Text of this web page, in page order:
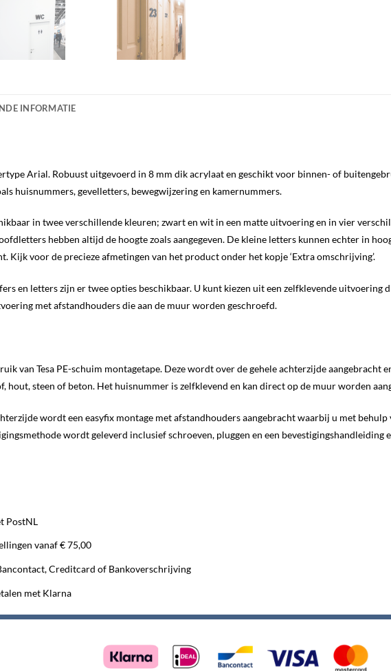
INFORMATIE
Arial. Robuust uitgevoerd in 8 mm dik acrylaat en geschikt voor binnen- of
huisnummers, gevelletters, bewegwijzering en kamernummers.
in twee verschillende kleuren; zwart en wit in een matte uitvoering en in vier
hebben altijd de hoogte zoals aangegeven. De kleine letters kunnen echter in
voor de precieze afmetingen van het product onder het kopje ‘Extra omschrijving’.
en letters zijn er twee opties beschikbaar. U kunt kiezen uit een zelfklevende uitvoering
met afstandhouders die aan de muur worden geschroefd.
van Tesa PE-schuim montagetape. Deze wordt over de gehele achterzijde aangebracht
hout, steen of beton. Het huisnummer is zelfklevend en kan direct op de muur worden
wordt een easyfix montage met afstandhouders aangebracht waarbij u met
wordt geleverd inclusief schroeven, pluggen en een bevestigingshandleiding
PostNL
vanaf € 75,00
Creditcard of Bankoverschrijving
met Klarna